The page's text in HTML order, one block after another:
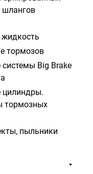
тормозов
Big Brake
тормозных
пыльники